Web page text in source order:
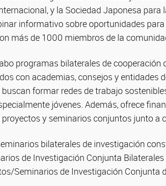
y la Sociedad Japonesa para
informativo sobre oportunidades
más de 1000 miembros de la
programas bilaterales de
con academias, consejos y entidades
formar redes de trabajo
jóvenes. Además, ofrece
y seminarios conjuntos junto a
bilaterales de investigación
de Investigación Conjunta
Seminarios de Investigación Conjunta